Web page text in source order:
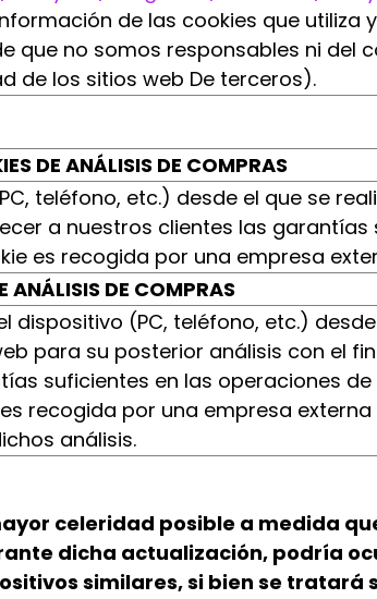
de las cookies que utiliza
que no somos responsables ni del
de los sitios web De terceros).
DE ANÁLISIS DE COMPRAS
teléfono, etc.) desde el que se
a nuestros clientes las
es recogida por una empresa
ANÁLISIS DE COMPRAS
dispositivo (PC, teléfono, etc.)
para su posterior análisis con el
suficientes en las operaciones de
recogida por una empresa
análisis.
celeridad posible a medida
dicha actualización, podría
similares, si bien se tratará